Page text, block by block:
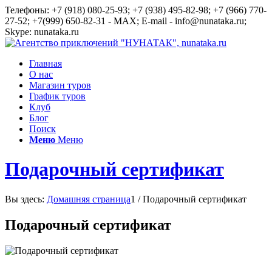
Телефоны: +7 (918) 080-25-93; +7 (938) 495-82-98; +7 (966) 770-
27-52; +7(999) 650-82-31 - MAX; E-mail - info@nunataka.ru;
Skype: nunataka.ru
Главная
О нас
Магазин туров
График туров
Клуб
Блог
Поиск
Меню Меню
Подарочный сертификат
Вы здесь: Домашняя страница1 / Подарочный сертификат
Подарочный сертификат